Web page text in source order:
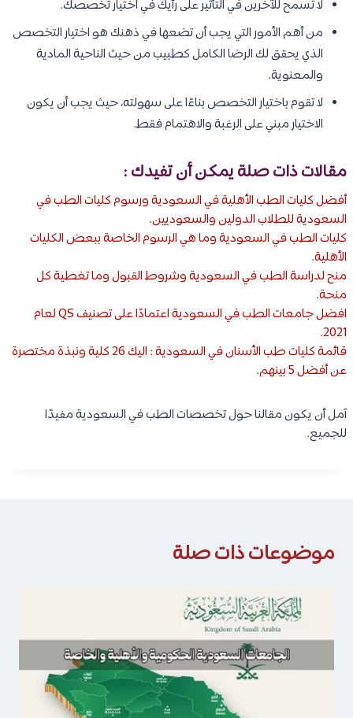
لا تسمح للآخرين في التأثير على رأيك في اختيار تخصصك.
من أهم الأمور التي يجب أن تضعها في ذهنك هو اختيار التخصص
الذي يحقق لك الرضا الكامل كطبيب من حيث الناحية المادية
والمعنوية.
لا تقوم باختيار التخصص بناءًا على سهولته، حيث يجب أن يكون
الاختيار مبني على الرغبة والاهتمام فقط.
مقالات ذات صلة يمكن أن تفيدك :
أفضل كليات الطب الأهلية في السعودية ورسوم كليات الطب في
السعودية للطلاب الدولين والسعوديين.
كليات الطب في السعودية وما هي الرسوم الخاصة ببعض الكليات
الأهلية.
منح لدراسة الطب في السعودية وشروط القبول وما تغطية كل
منحة.
افضل جامعات الطب في السعودية اعتمادًا على تصنيف QS لعام
2021
.
قائمة كليات طب الأسنان في السعودية : اليك 26 كلية ونبذة مختصرة
عن أفضل 5 بينهم
.
آمل أن يكون مقالنا حول تخصصات الطب في السعودية مفيدًا
للجميع.
موضوعات ذات صلة